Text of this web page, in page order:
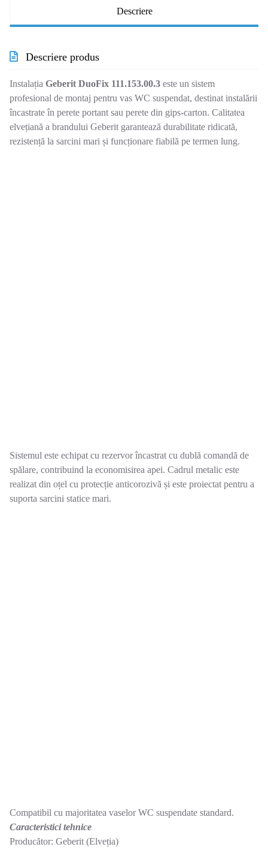
Descriere
Descriere produs
Instalația Geberit DuoFix 111.153.00.3 este un sistem
profesional de montaj pentru vas WC suspendat, destinat instalării
încastrate în perete portant sau perete din gips-carton. Calitatea
elvețiană a brandului Geberit garantează durabilitate ridicată,
rezistență la sarcini mari și funcționare fiabilă pe termen lung.
Sistemul este echipat cu rezervor încastrat cu dublă comandă de
spălare, contribuind la economisirea apei. Cadrul metalic este
realizat din oțel cu protecție anticorozivă și este proiectat pentru a
suporta sarcini statice mari.
Compatibil cu majoritatea vaselor WC suspendate standard.
Caracteristici tehnice
Producător: Geberit (Elveția)